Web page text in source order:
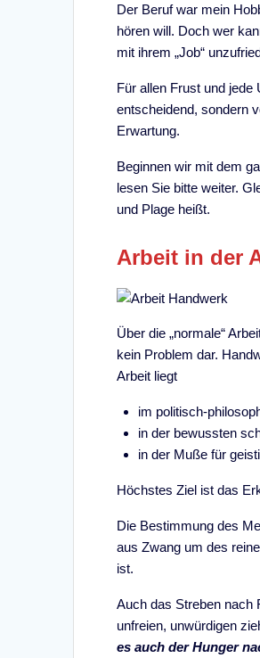
Der Beruf war mein
hören will. Doch wer
mit ihrem „Job“
Für allen Frust und
entscheidend, sondern
Erwartung.
Beginnen wir mit dem
lesen Sie bitte weiter.
und Plage heißt.
Arbeit in der
Über die „normale“
kein Problem dar.
Arbeit liegt
im politisch-
in der bewussten
in der Muße für
Höchstes Ziel ist das
Die Bestimmung des
aus Zwang um des
ist.
Auch das Streben nach
unfreien, unwürdigen
es auch der Hunger